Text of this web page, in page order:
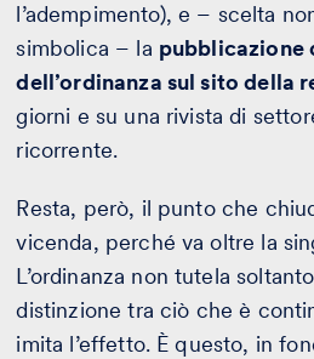
l’adempimento), e – scelta
simbolica – la pubblicazione
dell’ordinanza sul sito della
giorni e su una rivista di
ricorrente.
Resta, però, il punto che
vicenda, perché va oltre la
L’ordinanza non tutela
distinzione tra ciò che è
imita l’effetto. È questo, in